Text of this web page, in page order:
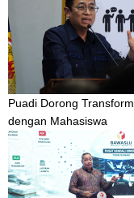
Puadi Dorong
dengan Mahasiswa